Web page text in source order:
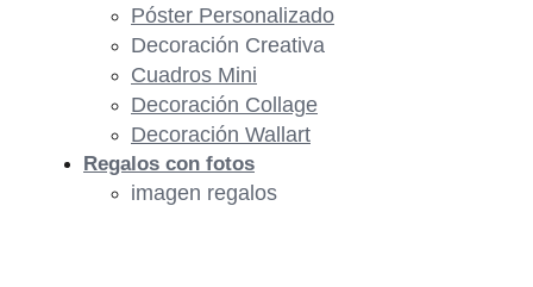
Póster Personalizado
Decoración Creativa
Cuadros Mini
Decoración Collage
Decoración Wallart
Regalos con fotos
imagen regalos